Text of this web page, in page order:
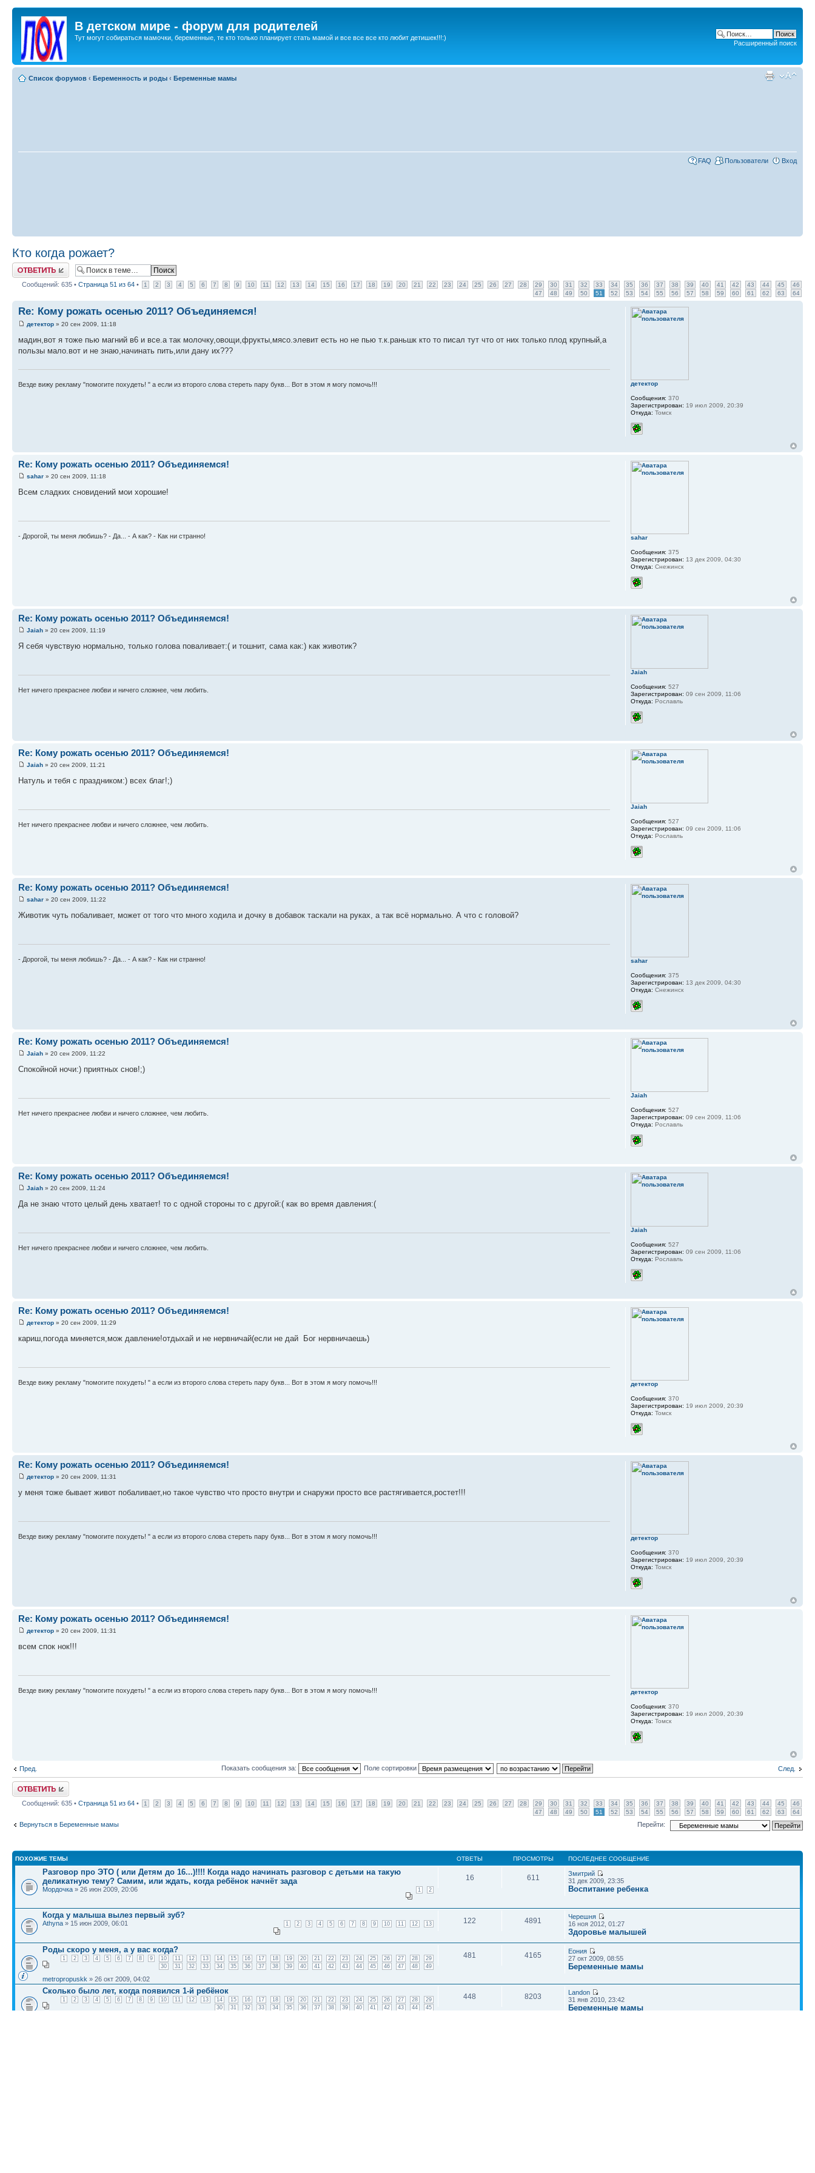
В детском мире - форум для родителей
Тут могут собираться мамочки, беременные, те кто только планирует стать мамой и все все все кто любит детишек!!!:)
Расширенный поиск
Список форумов ‹ Беременность и роды ‹ Беременные мамы
FAQ Пользователи Вход
Кто когда рожает?
Ответить
Сообщений: 635 • Страница 51 из 64 • 1 2 3 4 5 6 7 8 9 10 11 12 13 14 15 16 17 18 19 20 21 22 23 24 25 26 27 28 29 30 31 32 33 34 35 36 37 38 39 40 41 42 43 44 45
46
47
48 49 50 51 52 53 54 55 56 57 58 59 60 61 62 63 64
Re: Кому рожать осенью 2011? Объединяемся!
детектор » 20 сен 2009, 11:18
мадин,вот я тоже пью магний в6 и все.а так молочку,овощи,фрукты,мясо.элевит есть но не пью т.к.раньшк кто то писал тут что от них только плод крупный,а
пользы мало.вот и не знаю,начинать пить,или дану их???
Везде вижу рекламу "помогите похудеть! " а если из второго слова стереть пару букв... Вот в этом я могу помочь!!! детектор
Сообщения: 370
Зарегистрирован: 19 июл 2009, 20:39
Откуда: Томск
Re: Кому рожать осенью 2011? Объединяемся!
sahar » 20 сен 2009, 11:18
Всем сладких сновидений мои хорошие!
- Дорогой, ты меня любишь? - Да... - А как? - Как ни странно! sahar
Сообщения: 375
Зарегистрирован: 13 дек 2009, 04:30
Откуда: Снежинск
Re: Кому рожать осенью 2011? Объединяемся!
Jaiah » 20 сен 2009, 11:19
Я себя чувствую нормально, только голова поваливает:( и тошнит, сама как:) как животик?
Нет ничего прекраснее любви и ничего сложнее, чем любить.
Jaiah
Сообщения: 527
Зарегистрирован: 09 сен 2009, 11:06
Откуда: Рославль
Re: Кому рожать осенью 2011? Объединяемся!
Jaiah » 20 сен 2009, 11:21
Натуль и тебя с праздником:) всех благ!;)
Нет ничего прекраснее любви и ничего сложнее, чем любить.
Jaiah
Сообщения: 527
Зарегистрирован: 09 сен 2009, 11:06
Откуда: Рославль
Re: Кому рожать осенью 2011? Объединяемся!
sahar » 20 сен 2009, 11:22
Животик чуть побаливает, может от того что много ходила и дочку в добавок таскали на руках, а так всё нормально. А что с головой?
- Дорогой, ты меня любишь? - Да... - А как? - Как ни странно! sahar
Сообщения: 375
Зарегистрирован: 13 дек 2009, 04:30
Откуда: Снежинск
Re: Кому рожать осенью 2011? Объединяемся!
Jaiah » 20 сен 2009, 11:22
Спокойной ночи:) приятных снов!;)
Нет ничего прекраснее любви и ничего сложнее, чем любить.
Jaiah
Сообщения: 527
Зарегистрирован: 09 сен 2009, 11:06
Откуда: Рославль
Re: Кому рожать осенью 2011? Объединяемся!
Jaiah » 20 сен 2009, 11:24
Да не знаю чтото целый день хватает! то с одной стороны то с другой:( как во время давления:(
Нет ничего прекраснее любви и ничего сложнее, чем любить.
Jaiah
Сообщения: 527
Зарегистрирован: 09 сен 2009, 11:06
Откуда: Рославль
Re: Кому рожать осенью 2011? Объединяемся!
детектор » 20 сен 2009, 11:29
кариш,погода миняется,мож давление!отдыхай и не нервничай(если не дай Бог нервничаешь)
Везде вижу рекламу "помогите похудеть! " а если из второго слова стереть пару букв... Вот в этом я могу помочь!!! детектор
Сообщения: 370
Зарегистрирован: 19 июл 2009, 20:39
Откуда: Томск
Re: Кому рожать осенью 2011? Объединяемся!
детектор » 20 сен 2009, 11:31
у меня тоже бывает живот побаливает,но такое чувство что просто внутри и снаружи просто все растягивается,ростет!!!
Везде вижу рекламу "помогите похудеть! " а если из второго слова стереть пару букв... Вот в этом я могу помочь!!! детектор
Сообщения: 370
Зарегистрирован: 19 июл 2009, 20:39
Откуда: Томск
Re: Кому рожать осенью 2011? Объединяемся!
детектор » 20 сен 2009, 11:31
всем спок нок!!!
Везде вижу рекламу "помогите похудеть! " а если из второго слова стереть пару букв... Вот в этом я могу помочь!!! детектор
Сообщения: 370
Зарегистрирован: 19 июл 2009, 20:39
Откуда: Томск
Пред. След.
Показать сообщения за: Поле сортировки
Ответить
Сообщений: 635 • Страница 51 из 64 • 1 2 3 4 5 6 7 8 9 10 11 12 13 14 15 16 17 18 19 20 21 22 23 24 25 26 27 28 29 30 31 32 33 34 35 36 37 38 39 40 41 42 43 44 45
46
47
48 49 50 51 52 53 54 55 56 57 58 59 60 61 62 63 64
Вернуться в Беременные мамы Перейти:
ПОХОЖИЕ ТЕМЫ ОТВЕТЫ ПРОСМОТРЫ ПОСЛЕДНЕЕ СООБЩЕНИЕ
Разговор про ЭТО ( или Детям до 16...)!!!! Когда надо начинать разговор с детьми на такую
деликатную тему? Самим, или ждать, когда ребёнок начнёт зада
1 2
Мордочка » 26 июн 2009, 20:06
16 611
Змитрий
31 дек 2009, 23:35
Воспитание ребенка
Когда у малыша вылез первый зуб?
1 2 3 4 5 6 7 8 9 10 11 12 13
Athyna » 15 июн 2009, 06:01 122 4891
Черешня
16 ноя 2012, 01:27
Здоровье малышей
Роды скоро у меня, а у вас когда?
1 2 3 4 5 6 7 8 9 10 11 12 13 14 15 16 17 18 19 20 21 22 23 24 25 26 27 28
29
30
31 32 33 34 35 36 37 38 39 40 41 42 43 44 45 46 47 48 49
metropropuskk » 26 окт 2009, 04:02
481 4165
Еония
27 окт 2009, 08:55
Беременные мамы
Сколько было лет, когда появился 1-й ребёнок
1 2 3 4 5 6 7 8 9 10 11 12 13 14 15 16 17 18 19 20 21 22 23 24 25 26 27 28
29
30
31 32 33 34 35 36 37 38 39 40 41 42 43 44 45
448 8203
Landon
31 янв 2010, 23:42
Беременные мамы